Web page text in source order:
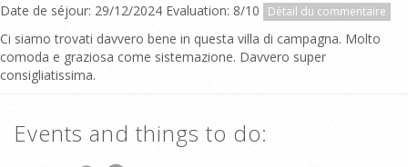
Date de séjour: 29/12/2024 Evaluation: 8/10
Détail du commentaire
Ci siamo trovati davvero bene in questa villa di campagna. Molto
comoda e graziosa come sistemazione. Davvero super
consigliatissima.
Events and things to do: